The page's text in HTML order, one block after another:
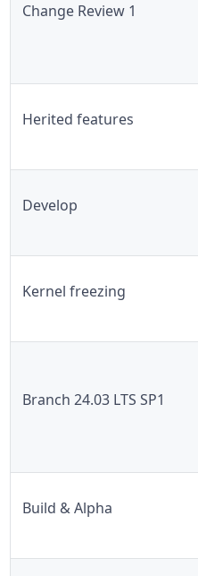
Change Review 1
Herited features
Develop
Kernel freezing
Branch 24.03 LTS SP1
Build & Alpha